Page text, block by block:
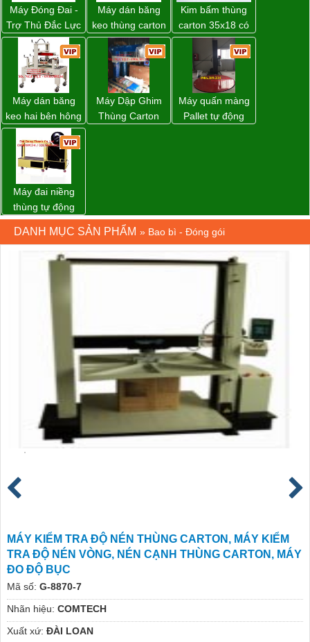
Máy Đóng Đai -
Trợ Thủ Đắc Lực
Cho Mọi Doanh
Nghiệp Trong
Khâu Đóng Gói
Máy dán băng
keo thùng carton
WP-5050RL
chính hãng
Kim bấm thùng
carton 35x18 có
sẵn giá rẻ toàn
quốc
Máy dán băng
keo hai bên hông
thùng carton
WP-5050SA giá
rẻ Miền Nam
Máy Dập Ghim
Thùng Carton
Máy quấn màng
Pallet tự động
Máy đai niềng
thùng tự động
DBA-80A Đài
Loan giá rẻ
DANH MỤC SẢN PHẨM » Bao bì - Đóng gói
MÁY KIỂM TRA ĐỘ NÉN THÙNG CARTON, MÁY KIỂM
TRA ĐỘ NÉN VÒNG, NÉN CẠNH THÙNG CARTON, MÁY
ĐO ĐỘ BỤC
Mã số: G-8870-7
Nhãn hiệu: COMTECH
Xuất xứ: ĐÀI LOAN